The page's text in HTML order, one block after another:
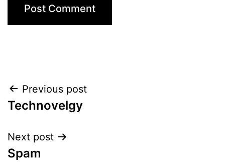
Post
navigation
Previous post
Technovelgy
Next post
Spam